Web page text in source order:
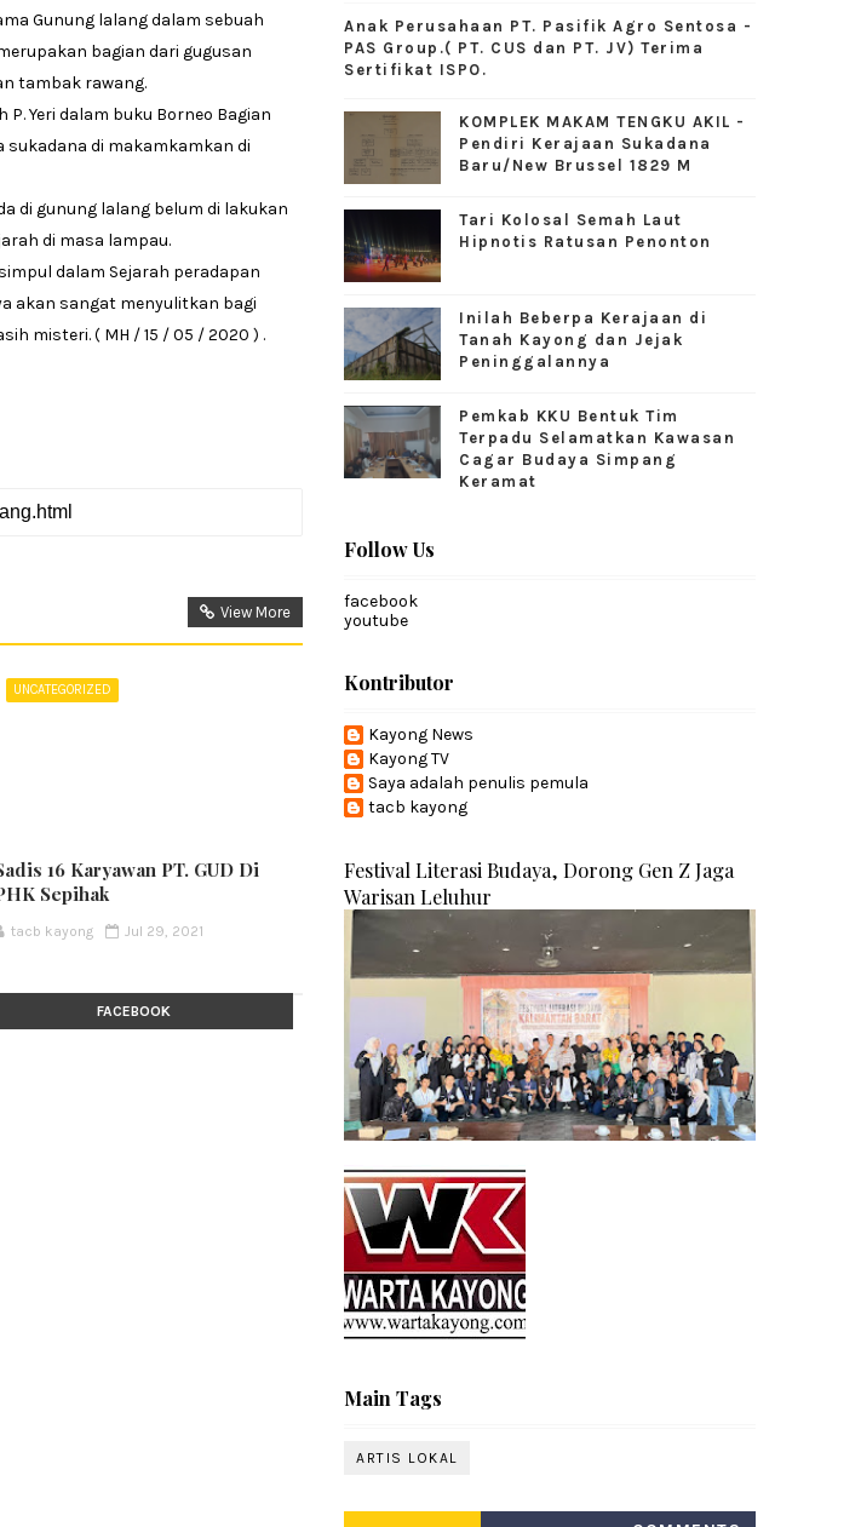
Gunung lalang dalam sebuah
bagian dari gugusan
tambak rawang.
Yeri dalam buku Borneo Bagian
sukadana di makamkamkan di
di gunung lalang belum di lakukan
di masa lampau.
dalam Sejarah peradapan
akan sangat menyulitkan bagi
misteri. ( MH / 15 / 05 / 2020 ) .
View More
UNCATEGORIZED
16 Karyawan PT. GUD Di
Sepihak
tacb kayong Jul 29, 2021
FACEBOOK
Anak Perusahaan PT. Pasifik Agro Sentosa -
PAS Group.( PT. CUS dan PT. JV) Terima
Sertifikat ISPO.
KOMPLEK MAKAM TENGKU AKIL -
Pendiri Kerajaan Sukadana
Baru/New Brussel 1829 M
Tari Kolosal Semah Laut
Hipnotis Ratusan Penonton
Inilah Beberpa Kerajaan di
Tanah Kayong dan Jejak
Peninggalannya
Pemkab KKU Bentuk Tim
Terpadu Selamatkan Kawasan
Cagar Budaya Simpang
Keramat
Follow Us
facebook
youtube
Kontributor
Kayong News
Kayong TV
Saya adalah penulis pemula
tacb kayong
Festival Literasi Budaya, Dorong Gen Z Jaga
Warisan Leluhur
Main Tags
ARTIS LOKAL